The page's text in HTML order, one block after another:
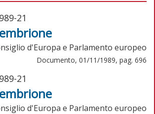
21
d'Europa e Parlamento europeo
Documento, 01/11/1989, pag. 696
21
d'Europa e Parlamento europeo